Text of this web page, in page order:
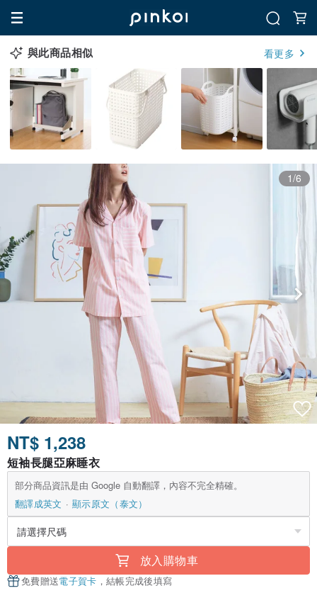
與此商品相似 看更多
1/6
NT$ 1,238
短袖長腿亞麻睡衣
部分商品資訊是由 Google 自動翻譯，內容不完全精確。
翻譯成英文
顯示原文（泰文）
放入購物車
免費贈送電子賀卡 ，結帳完成後填寫